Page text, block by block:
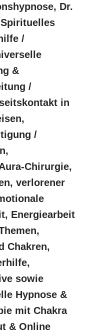
Dr.
/
&
/
in
/
Chirurgie,
verlorener
Energiearbeit
Chakren,
sowie
Hypnose &
mit Chakra
& Online